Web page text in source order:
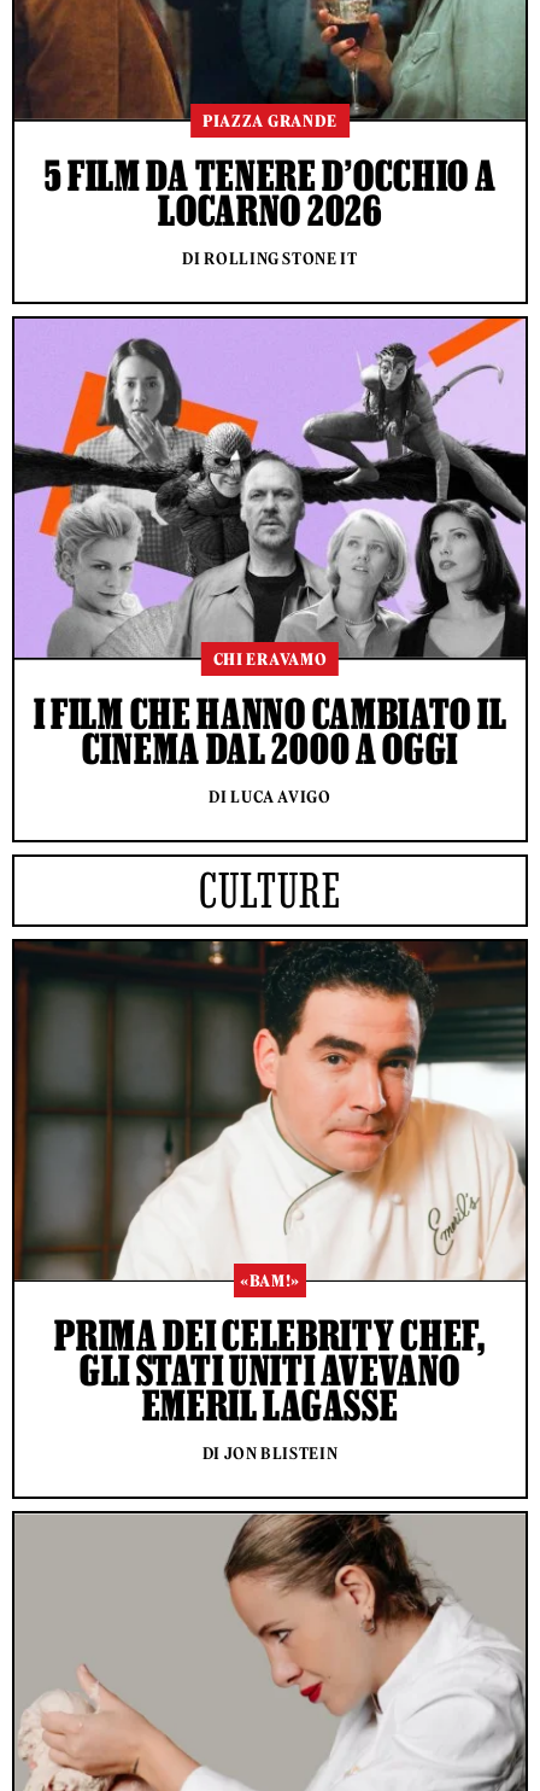
PIAZZA GRANDE
5 FILM DA TENERE D’OCCHIO A
LOCARNO 2026
DI ROLLING STONE IT
CHI ERAVAMO
I FILM CHE HANNO CAMBIATO IL
CINEMA DAL 2000 A OGGI
DI LUCA AVIGO
CULTURE
«BAM!»
PRIMA DEI CELEBRITY CHEF,
GLI STATI UNITI AVEVANO
EMERIL LAGASSE
DI JON BLISTEIN